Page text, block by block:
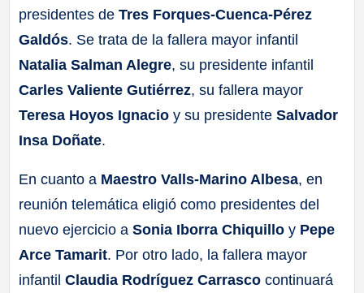
presidentes de Tres Forques-Cuenca-Pérez
Galdós. Se trata de la fallera mayor infantil
Natalia Salman Alegre, su presidente infantil
Carles Valiente Gutiérrez, su fallera mayor
Teresa Hoyos Ignacio y su presidenteSalvador
Insa Doñate.
En cuanto a Maestro Valls-Marino Albesa, en
reunión telemática eligió como presidentes del
nuevo ejercicio a Sonia Iborra Chiquillo y Pepe
Arce Tamarit. Por otro lado, la fallera mayor
infantilClaudia Rodríguez Carrasco continuará